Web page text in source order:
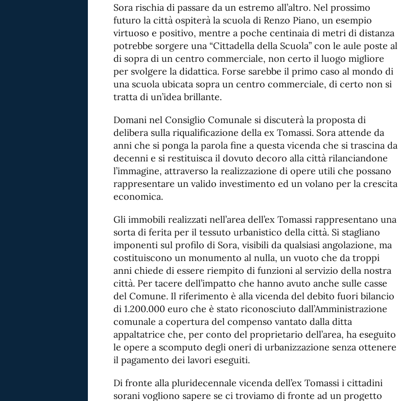
fuente
de
fuente.
Sora rischia di passare da un estremo all’altro. Nel prossimo
futuro la città ospiterà la scuola di Renzo Piano, un esempio
virtuoso e positivo, mentre a poche centinaia di metri di distanza
potrebbe sorgere una “Cittadella della Scuola” con le aule poste al
di sopra di un centro commerciale, non certo il luogo migliore
per svolgere la didattica. Forse sarebbe il primo caso al mondo di
una scuola ubicata sopra un centro commerciale, di certo non si
tratta di un’idea brillante.
Domani nel Consiglio Comunale si discuterà la proposta di
delibera sulla riqualificazione della ex Tomassi. Sora attende da
anni che si ponga la parola fine a questa vicenda che si trascina da
decenni e si restituisca il dovuto decoro alla città rilanciandone
l’immagine, attraverso la realizzazione di opere utili che possano
rappresentare un valido investimento ed un volano per la crescita
economica.
Gli immobili realizzati nell’area dell’ex Tomassi rappresentano una
sorta di ferita per il tessuto urbanistico della città. Si stagliano
imponenti sul profilo di Sora, visibili da qualsiasi angolazione, ma
costituiscono un monumento al nulla, un vuoto che da troppi
anni chiede di essere riempito di funzioni al servizio della nostra
città. Per tacere dell’impatto che hanno avuto anche sulle casse
del Comune. Il riferimento è alla vicenda del debito fuori bilancio
di 1.200.000 euro che è stato riconosciuto dall’Amministrazione
comunale a copertura del compenso vantato dalla ditta
appaltatrice che, per conto del proprietario dell’area, ha eseguito
le opere a scomputo degli oneri di urbanizzazione senza ottenere
il pagamento dei lavori eseguiti.
Di fronte alla pluridecennale vicenda dell’ex Tomassi i cittadini
sorani vogliono sapere se ci troviamo di fronte ad un progetto